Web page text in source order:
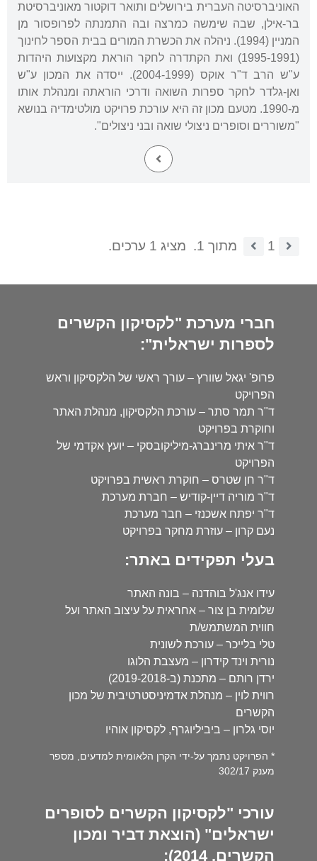
האוניברסיטה העברית בירושלים ותואר דוקטור מאוניברסיטת
בר-אילן, שבה שימשה כמרצה ובה התמנתה לפרופסור מן
המניין (1994). ניהלה את הכשרת המורים בבית הספר לחינוך
(1995-1991) ואת הקתדרה לחקר הוראת מקצועות היהדות
ע"ש הרב ד"ר אוקס (2004-1999). ייסדה את המכון ע"ש
ואן-גלדר לחקר ספרות השואה ודרכי הוראתה ומנהלת אותו
מ-1990. מטעם מכון זה היא עורכת פרויקט מולטימדיה בנושא
"משוררים וסופרים ניצולי שואה ובני ניצולים".
1 מתוך 1. מציג 1 ערכים.
חברי מערכת "לקסיקון הקשרים
לספרות ישראלית":
פרופ' יגאל שוורץ – עורך ראשי של הלקסיקון וראש
הפרויקט
ד"ר תמר סתר – עורכת הלקסיקון, מנהלת האתר
וחוקרת בפרויקט
ד"ר איתי מרינברג-מיליקובסקי – יועץ אקדמי של
הפרויקט
ד"ר חן שטרס – חוקרת ראשית בפרויקט
ד"ר מוריה דיין-קודיש – חברת מערכת
ד"ר יפתח אשכנזי – חבר מערכת
נעם קרון – עוזרת מחקר בפרויקט
בעלי תפקידים באתר:
עידו אנג'ל בוהדנה – בונה האתר
שלומית בן צור – אחראית על עיצוב האתר ועל
חווית המשתמש/ת
טלי בלייכר – עורכת לשונית
נורית וינד קידרון – מעצבת הלוגו
ירדן רותם – מתכנת (ב-2019-2018)
רווית לוין – מנהלת אדמיניסטרטיבית של מכון
הקשרים
יוסי גלרון – ביביליוגרף, לקסיקון אוהיו
* הפרויקט נתמך על-ידי הקרן הלאומית למדעים, מספר
מענק 302/17
עורכי "לקסיקון הקשרים לסופרים
ישראלים" (הוצאת דביר ומכון
הקשרים, 2014):